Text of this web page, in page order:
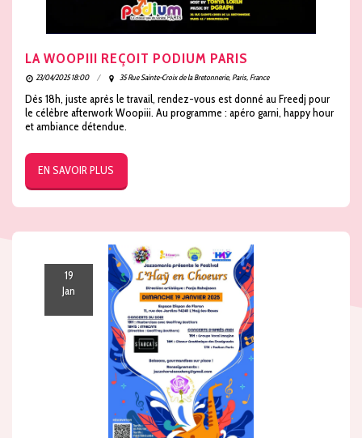
LA WOOPIII REÇOIT PODIUM PARIS
23/04/2025 18:00 35 Rue Sainte-Croix de la Bretonnerie, Paris, France
Dès 18h, juste après le travail, rendez-vous est donné au Freedj pour
le célèbre afterwork Woopiii. Au programme : apéro garni, happy hour
et ambiance détendue.
EN SAVOIR PLUS
19
Jan